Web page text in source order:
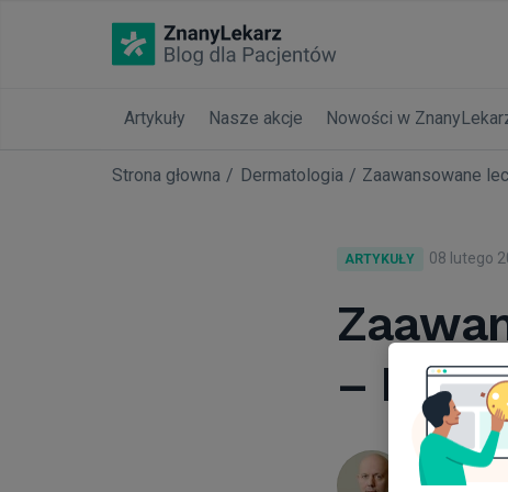
Artykuły Nasze akcje Nowości w
Strona głowna Dermatologia Zaawansowane
ARTYKUŁY 08 lutego
–
Jacek